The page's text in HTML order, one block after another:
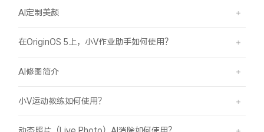
AI定制美颜
在OriginOS 5上，小V作业助手如何使用？
AI修图简介
小V运动教练如何使用？